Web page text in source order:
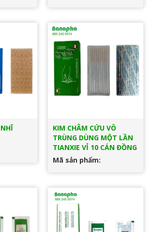
KIM CHÂM CỨU VÔ
TRÙNG DÙNG MỘT LẦN
TIANXIE VỈ 10 CÁN ĐỒNG
Mã sản phẩm: